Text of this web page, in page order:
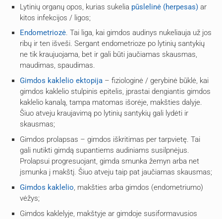
Lytinių organų opos, kurias sukelia pūslelinė (herpesas) ar
kitos infekcijos / ligos;
Endometriozė. Tai liga, kai gimdos audinys nukeliauja už jos
ribų ir ten išveši. Sergant endometrioze po lytinių santykių
ne tik kraujuojama, bet ir gali būti jaučiamas skausmas,
maudimas, spaudimas.
Gimdos kaklelio ektopija – fiziologinė / gerybinė būklė, kai
gimdos kaklelio stulpinis epitelis, įprastai dengiantis gimdos
kaklelio kanalą, tampa matomas išorėje, makšties dalyje.
Šiuo atveju kraujavimą po lytinių santykių gali lydėti ir
skausmas;
Gimdos prolapsas – gimdos iškritimas per tarpvietę. Tai
gali nutikti gimdą supantiems audiniams susilpnėjus.
Prolapsui progresuojant, gimda smunka žemyn arba net
įsmunka į makštį. Šiuo atveju taip pat jaučiamas skausmas;
Gimdos kaklelio, makšties arba gimdos (endometriumo)
vėžys;
Gimdos kaklelyje, makštyje ar gimdoje susiformavusios